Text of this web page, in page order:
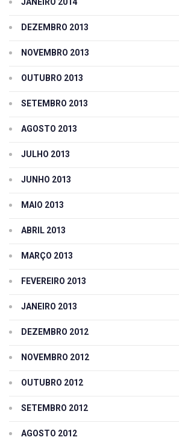
DEZEMBRO 2013
NOVEMBRO 2013
OUTUBRO 2013
SETEMBRO 2013
AGOSTO 2013
JULHO 2013
JUNHO 2013
MAIO 2013
ABRIL 2013
MARÇO 2013
FEVEREIRO 2013
JANEIRO 2013
DEZEMBRO 2012
NOVEMBRO 2012
OUTUBRO 2012
SETEMBRO 2012
AGOSTO 2012